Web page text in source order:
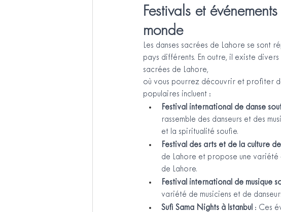
Festivals et
monde
Les danses sacrées de Lahore se sont
pays différents. En outre, il existe
sacrées de Lahore,
où vous pourrez découvrir et profiter
populaires incluent :
Festival international de danse
rassemble des danseurs et des
et la spiritualité soufie.
Festival des arts et de la culture
de Lahore et propose une variété
de Lahore.
Festival international de musique
variété de musiciens et de
Sufi Sama Nights à Istanbul : Ces